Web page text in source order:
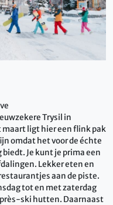
Trysil in
maart ligt hier een flink pak
omdat het voor de échte
Je kunt je prima een
Lekker eten en
aan de piste.
tot en met zaterdag
ski hutten. Daarnaast